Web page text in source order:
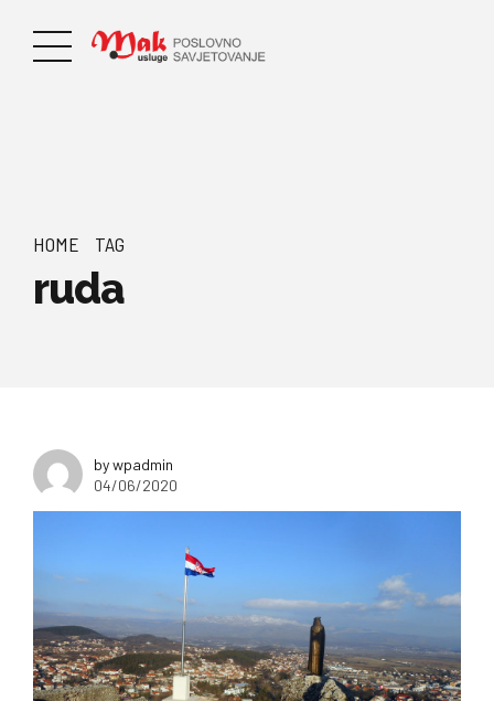
HOME TAG
ruda
by wpadmin
04/06/2020